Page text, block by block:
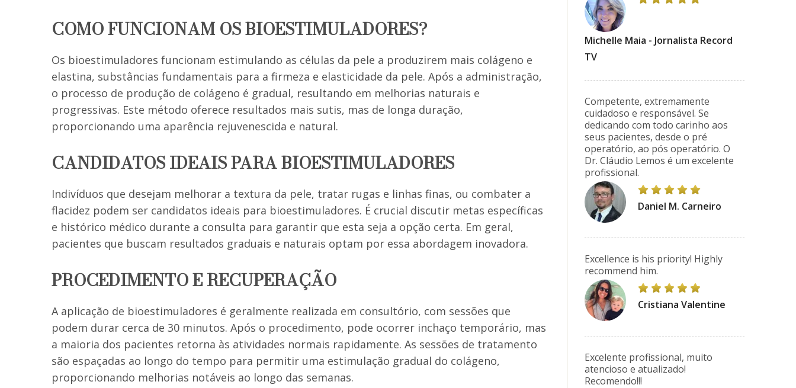
COMO FUNCIONAM OS BIOESTIMULADORES?
Os bioestimuladores funcionam estimulando as células da pele a produzirem mais colágeno e
elastina, substâncias fundamentais para a firmeza e elasticidade da pele. Após a administração,
o processo de produção de colágeno é gradual, resultando em melhorias naturais e
progressivas. Este método oferece resultados mais sutis, mas de longa duração,
proporcionando uma aparência rejuvenescida e natural.
CANDIDATOS IDEAIS PARA BIOESTIMULADORES
Indivíduos que desejam melhorar a textura da pele, tratar rugas e linhas finas, ou combater a
flacidez podem ser candidatos ideais para bioestimuladores. É crucial discutir metas específicas
e histórico médico durante a consulta para garantir que esta seja a opção certa. Em geral,
pacientes que buscam resultados graduais e naturais optam por essa abordagem inovadora.
PROCEDIMENTO E RECUPERAÇÃO
A aplicação de bioestimuladores é geralmente realizada em consultório, com sessões que
podem durar cerca de 30 minutos. Após o procedimento, pode ocorrer inchaço temporário, mas
a maioria dos pacientes retorna às atividades normais rapidamente. As sessões de tratamento
são espaçadas ao longo do tempo para permitir uma estimulação gradual do colágeno,
proporcionando melhorias notáveis ao longo das semanas.
Michelle Maia - Jornalista Record
TV
Competente, extremamente
cuidadoso e responsável. Se
dedicando com todo carinho aos
seus pacientes, desde o pré
operatório, ao pós operatório. O
Dr. Cláudio Lemos é um excelente
profissional.
Daniel M. Carneiro
Excellence is his priority! Highly
recommend him.
Cristiana Valentine
Excelente profissional, muito
atencioso e atualizado!
Recomendo!!!